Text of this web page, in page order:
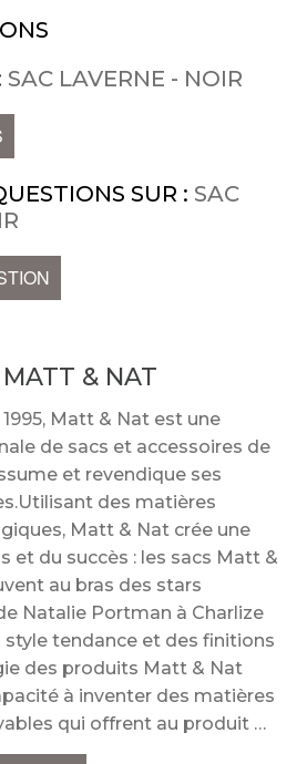
SAC LAVERNE - NOIR
SUR : SAC
MATT & NAT
Matt & Nat est une
de sacs et accessoires de
et revendique ses
des matières
Matt & Nat crée une
et du succès : les sacs Matt &
au bras des stars
Natalie Portman à Charlize
style tendance et des finitions
des produits Matt & Nat
à inventer des matières
qui offrent au produit